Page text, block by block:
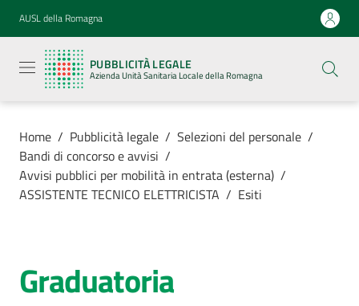
Vai al contenuto
Vai alla navigazione
Vai al footer
AUSL della Romagna
PUBBLICITÀ LEGALE
Azienda Unità Sanitaria Locale della Romagna
legale
Azienda
Unità
Locale della
Servizi
Home / Pubblicità legale / Selezioni del personale /
Bandi di concorso e avvisi /
Avvisi pubblici per mobilità in entrata (esterna) /
ASSISTENTE TECNICO ELETTRICISTA / Esiti
Graduatoria